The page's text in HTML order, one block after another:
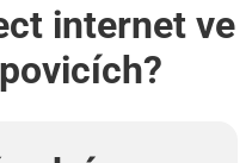
internet ve